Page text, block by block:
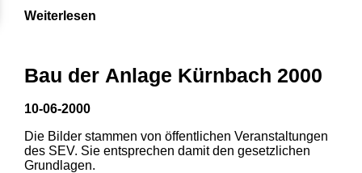
Weiterlesen
Bau der Anlage Kürnbach 2000
10-06-2000
Die Bilder stammen von öffentlichen Veranstaltungen
des SEV. Sie entsprechen damit den gesetzlichen
Grundlagen.